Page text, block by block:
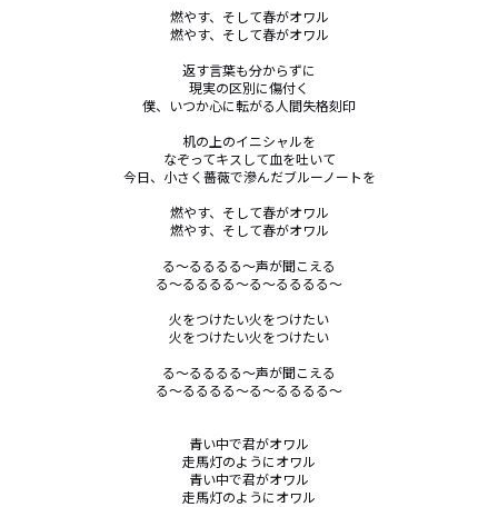
燃やす、そして春がオワル
燃やす、そして春がオワル
返す言葉も分からずに
現実の区別に傷付く
僕、いつか心に転がる人間失格刻印
机の上のイニシャルを
なぞってキスして血を吐いて
今日、小さく薔薇で滲んだブルーノートを
燃やす、そして春がオワル
燃やす、そして春がオワル
る～るるるる～声が聞こえる
る～るるるる～る～るるるる～
火をつけたい火をつけたい
火をつけたい火をつけたい
る～るるるる～声が聞こえる
る～るるるる～る～るるるる～
青い中で君がオワル
走馬灯のようにオワル
青い中で君がオワル
走馬灯のようにオワル